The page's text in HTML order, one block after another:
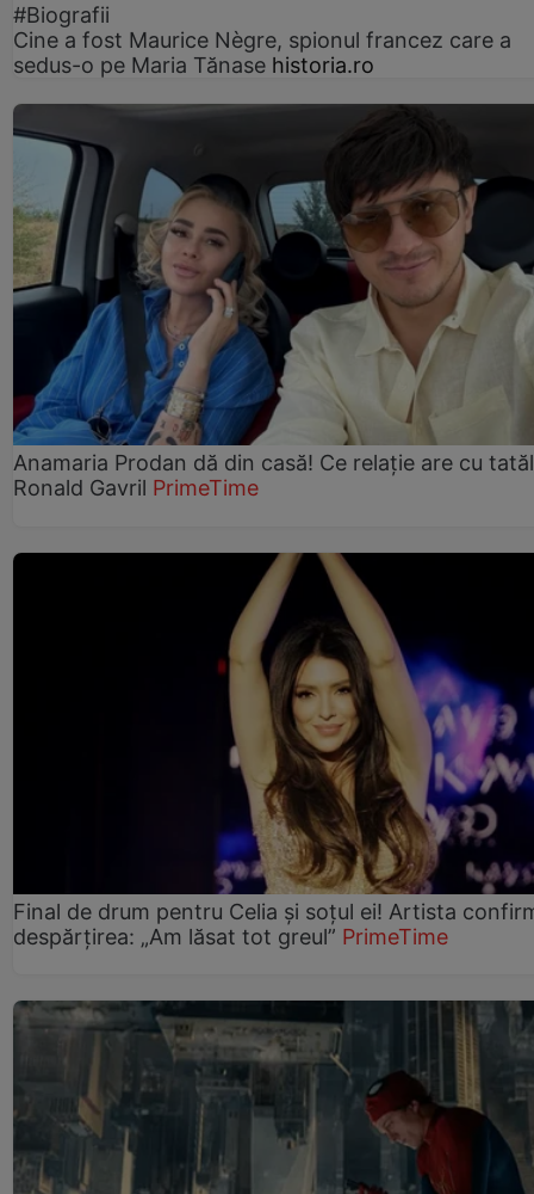
#Biografii
Cine a fost Maurice Nègre, spionul francez care a
sedus-o pe Maria Tănase historia.ro
Anamaria Prodan dă din casă! Ce relație are cu
Ronald Gavril PrimeTime
Final de drum pentru Celia și soțul ei! Artista
despărțirea: „Am lăsat tot greul” PrimeTime